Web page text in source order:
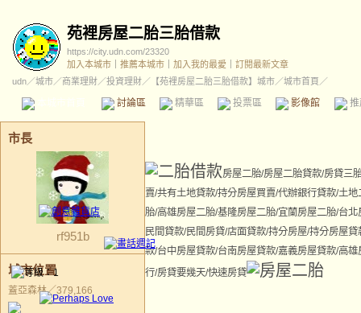
苑裡房屋二胎三胎借款
https://city.udn.com/23320
加入本城市
推薦本城市 加入我的最愛
訂閱最新文章
udn／城市／商業理財／投資理財／ 【苑裡房屋二胎三胎借款】城市／城市首頁／
討論區 精華區 投票區 影像館
市長
rf951b
城市位置
蓋亞森林／379,166
房屋二胎/房屋二胎貸款/房貸三
賣/共有土地貸款/持分房屋買賣/代辦銀行貸款/土地
胎/高雄房屋二胎/基隆房屋二胎/宜蘭房屋二胎/台北
民間貸款/民間房貸/店面貸款/持分房屋/持分房屋貸
款/台中房屋貸款/台南房屋貸款/嘉義房屋貸款/高雄
行/房貸要幾天/快速房貸